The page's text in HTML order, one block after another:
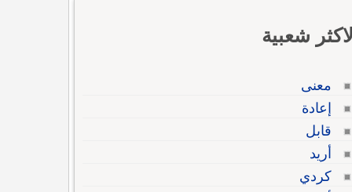
الاكثر شعبية
معنى
إعادة
قابل
أريد
كردي